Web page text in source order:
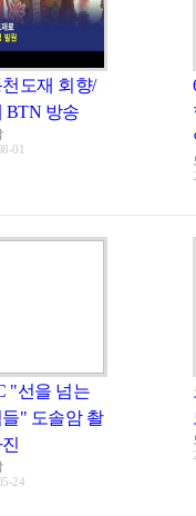
도재 회향/
BTN 방송
01
"선을 넘는
" 도솔암 촬
24